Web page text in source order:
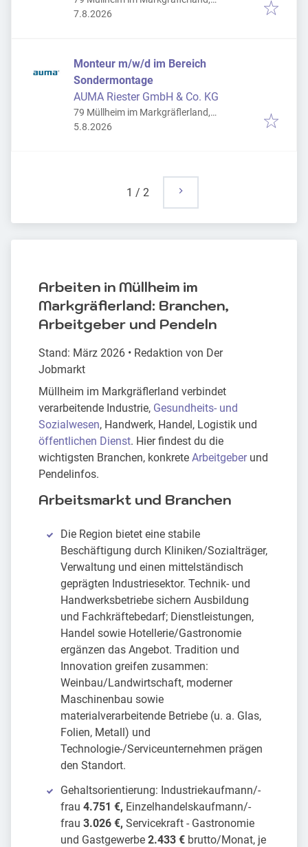
Deutschland
Veröffentlicht
7.8.2026
Monteur m/w/d im Bereich
Sondermontage
AUMA Riester GmbH & Co. KG
79 Müllheim im Markgräflerland,
Deutschland
Veröffentlicht
5.8.2026
1 / 2
Arbeiten in Müllheim im
Markgräflerland: Branchen,
Arbeitgeber und Pendeln
Stand: März 2026 • Redaktion von Der
Jobmarkt
Müllheim im Markgräflerland verbindet
verarbeitende Industrie, Gesundheits- und
Sozialwesen, Handwerk, Handel, Logistik und
öffentlichen Dienst. Hier findest du die
wichtigsten Branchen, konkrete Arbeitgeber und
Pendelinfos.
Arbeitsmarkt und Branchen
Die Region bietet eine stabile
Beschäftigung durch Kliniken/Sozialträger,
Verwaltung und einen mittelständisch
geprägten Industriesektor. Technik- und
Handwerksbetriebe sichern Ausbildung
und Fachkräftebedarf; Dienstleistungen,
Handel sowie Hotellerie/Gastronomie
ergänzen das Angebot. Tradition und
Innovation greifen zusammen:
Weinbau/Landwirtschaft, moderner
Maschinenbau sowie
materialverarbeitende Betriebe (u. a. Glas,
Folien, Metall) und
Technologie-/Serviceunternehmen prägen
den Standort.
Gehaltsorientierung: Industriekaufmann/-
frau 4.751 €, Einzelhandelskaufmann/-
frau 3.026 €, Servicekraft - Gastronomie
und Gastgewerbe 2.433 € brutto/Monat, je